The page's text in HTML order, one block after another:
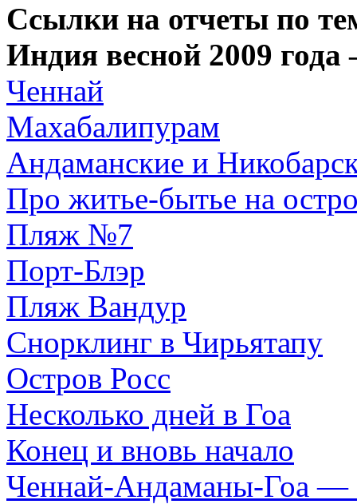
Ссылки на отчеты по
Индия весной 2009
Ченнай
Махабалипурам
Андаманские и
Про житье-бытье на
Пляж №7
Порт-Блэр
Пляж Вандур
Снорклинг в Чирьятапу
Остров Росс
Несколько дней в Гоа
Конец и вновь начало
Ченнай-Андаманы-Гоа —